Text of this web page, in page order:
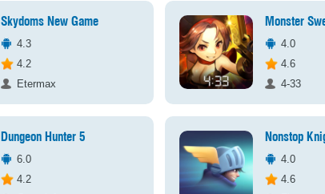
Skydoms New Game
4.3
4.2
Etermax
Monster
4.0
4.6
4-33
Dungeon Hunter 5
6.0
4.2
Nonstop
4.0
4.6